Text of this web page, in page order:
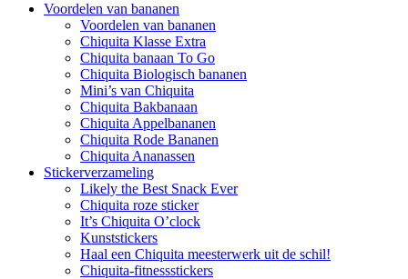
Voordelen van bananen
Voordelen van bananen
Chiquita Klasse Extra
Chiquita banaan To Go
Chiquita Biologisch bananen
Mini’s van Chiquita
Chiquita Bakbanaan
Chiquita Appelbananen
Chiquita Rode Bananen
Chiquita Ananassen
Stickerverzameling
Likely the Best Snack Ever
Chiquita roze sticker
It’s Chiquita O’clock
Kunststickers
Haal een Chiquita meesterwerk uit de schil!
Chiquita-fitnessstickers